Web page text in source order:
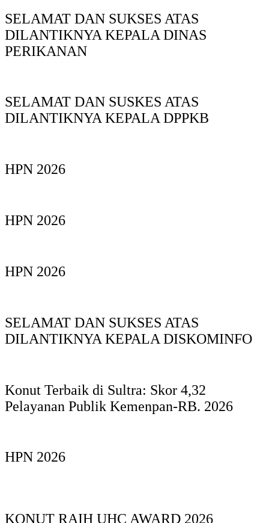
SELAMAT DAN SUKSES ATAS
DILANTIKNYA KEPALA DINAS
PERIKANAN
SELAMAT DAN SUSKES ATAS
DILANTIKNYA KEPALA DPPKB
HPN 2026
HPN 2026
HPN 2026
SELAMAT DAN SUKSES ATAS
DILANTIKNYA KEPALA DISKOMINFO
Konut Terbaik di Sultra: Skor 4,32
Pelayanan Publik Kemenpan-RB. 2026
HPN 2026
KONUT RAIH UHC AWARD 2026